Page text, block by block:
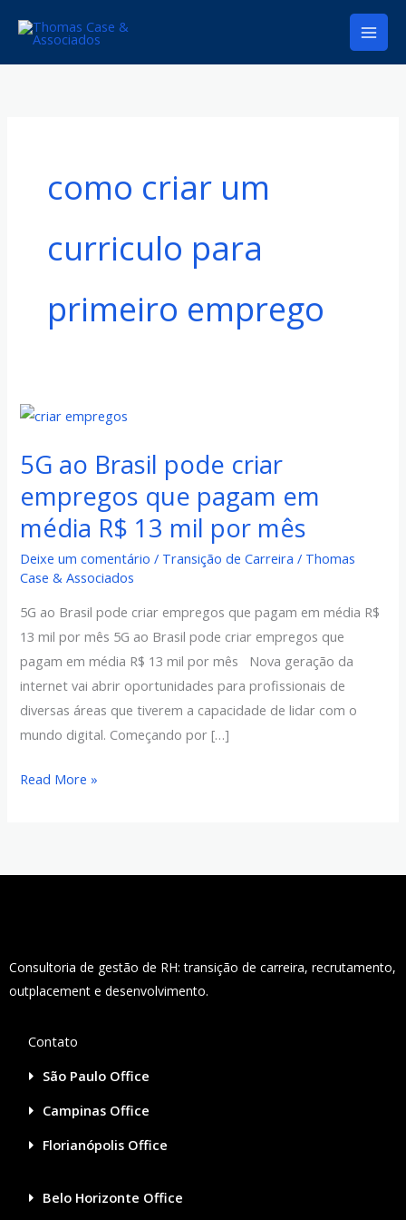
para
o
como criar um
curriculo para
primeiro emprego
5G ao Brasil pode criar
empregos que pagam em
média R$ 13 mil por mês
Deixe um comentário / Transição de Carreira / Thomas
Case & Associados
5G ao Brasil pode criar empregos que pagam em média R$
13 mil por mês 5G ao Brasil pode criar empregos que
pagam em média R$ 13 mil por mês Nova geração da
internet vai abrir oportunidades para profissionais de
diversas áreas que tiverem a capacidade de lidar com o
mundo digital. Começando por […]
5G
Brasil
criar
empregos
que
pagam
em
média
R$
13
mil
por
Read More »
Consultoria de gestão de RH: transição de carreira, recrutamento,
outplacement e desenvolvimento.
Contato
São Paulo Office
Campinas Office
Florianópolis Office
Belo Horizonte Office